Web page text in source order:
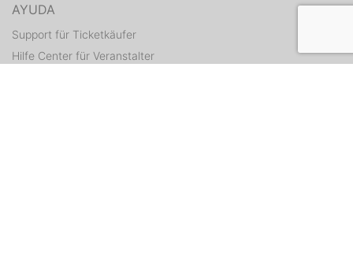
AYUDA
Support für Ticketkäufer
Hilfe Center für Veranstalter